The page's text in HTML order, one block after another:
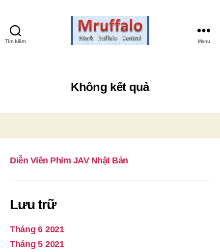
Tìm kiếm Menu
Không kết quả
Diễn Viên Phim JAV Nhật Bản
Lưu trữ
Tháng 6 2021
Tháng 5 2021